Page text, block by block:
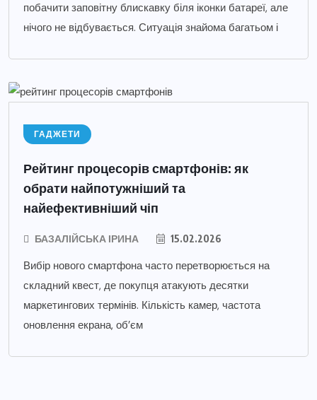
побачити заповітну блискавку біля іконки батареї, але
нічого не відбувається. Ситуація знайома багатьом і
ГАДЖЕТИ
Рейтинг процесорів смартфонів: як
обрати найпотужніший та
найефективніший чіп
БАЗАЛІЙСЬКА ІРИНА 15.02.2026
Вибір нового смартфона часто перетворюється на
складний квест, де покупця атакують десятки
маркетингових термінів. Кількість камер, частота
оновлення екрана, об’єм